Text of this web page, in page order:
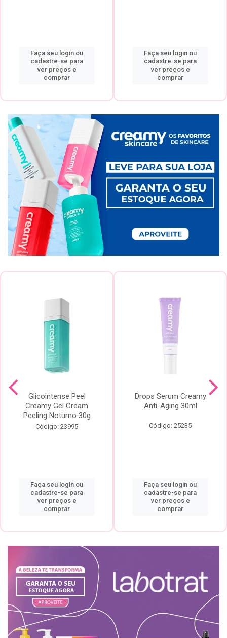
Faça seu login ou
cadastre-se para
ver preços e
comprar
Faça seu login ou
cadastre-se para
ver preços e
comprar
Glicointense Peel
Creamy Gel Cream
Peeling Noturno 30g
Código: 23995
Faça seu login ou
cadastre-se para
ver preços e
comprar
Drops Serum Creamy
Anti-Aging 30ml
Código: 25235
Faça seu login ou
cadastre-se para
ver preços e
comprar